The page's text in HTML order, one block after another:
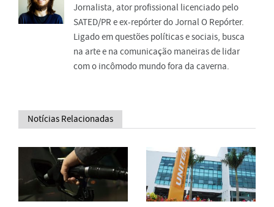
Jornalista, ator profissional licenciado pelo
SATED/PR e ex-repórter do Jornal O Repórter.
Ligado em questões políticas e sociais, busca
na arte e na comunicação maneiras de lidar
com o incômodo mundo fora da caverna.
Notícias Relacionadas